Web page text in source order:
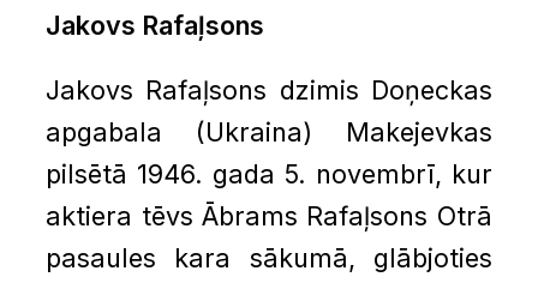
Jakovs Rafaļsons
Jakovs Rafaļsons dzimis Doņeckas
apgabala (Ukraina) Makejevkas
pilsētā 1946. gada 5. novembrī, kur
aktiera tēvs Ābrams Rafaļsons Otrā
pasaules kara sākumā, glābjoties